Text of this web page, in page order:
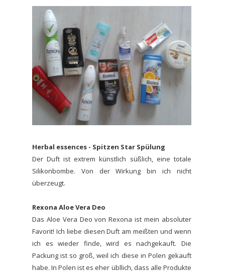
Herbal essences - Spitzen Star Spülung
Der Duft ist extrem künstlich süßlich, eine totale
Silikonbombe. Von der Wirkung bin ich nicht
überzeugt.
Rexona Aloe Vera Deo
Das Aloe Vera Deo von Rexona ist mein absoluter
Favorit! Ich liebe diesen Duft am meißten und wenn
ich es wieder finde, wird es nachgekauft. Die
Packung ist so groß, weil ich diese in Polen gekauft
habe. In Polen ist es eher übllich, dass alle Produkte